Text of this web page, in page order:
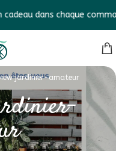
dans chaque commande
jardinier-amateur